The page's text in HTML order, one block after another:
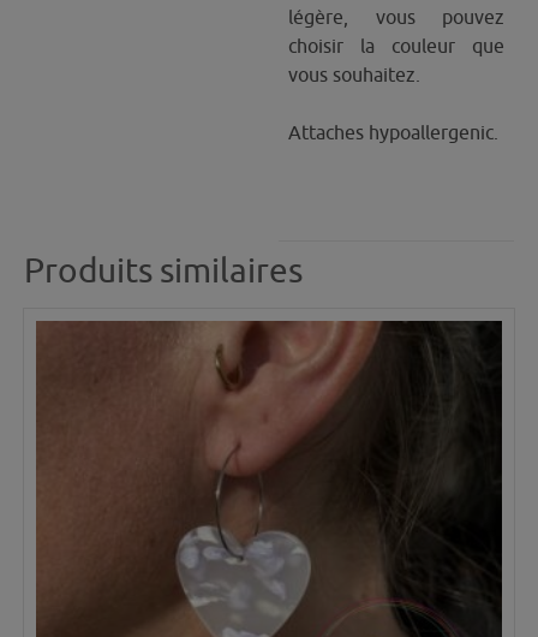
légère, vous pouvez
choisir la couleur que
vous souhaitez.
Attaches hypoallergenic.
Produits similaires